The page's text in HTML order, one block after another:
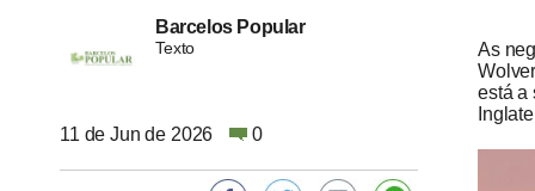
As
está a
Barcelos Popular
Texto
11 de Jun de 2026 0